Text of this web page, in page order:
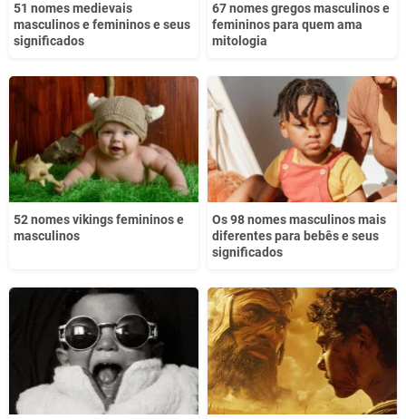
51 nomes medievais
masculinos e femininos e seus
significados
67 nomes gregos masculinos e
femininos para quem ama
mitologia
52 nomes vikings femininos e
masculinos
Os 98 nomes masculinos mais
diferentes para bebês e seus
significados